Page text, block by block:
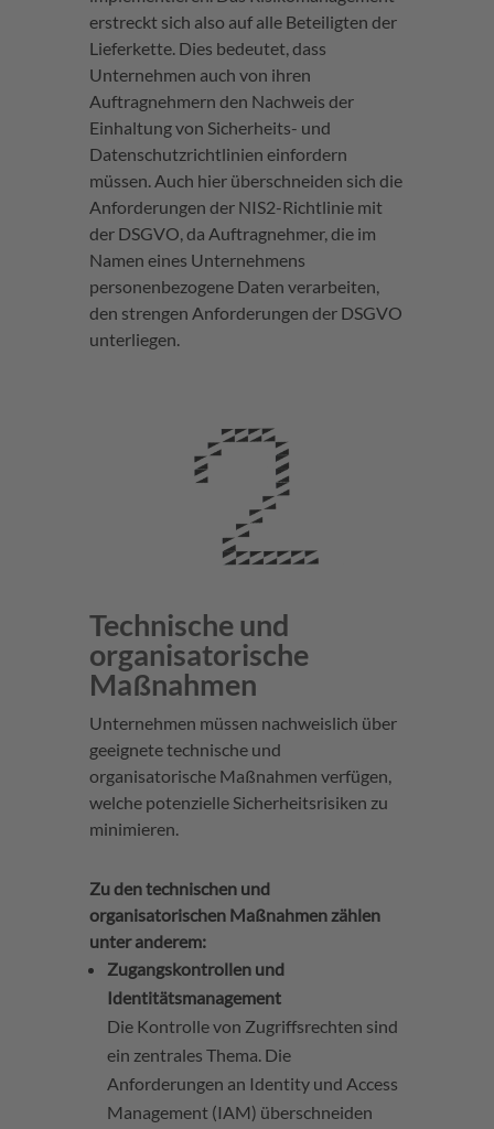
erstreckt sich also auf alle Beteiligten der
Lieferkette. Dies bedeutet, dass
Unternehmen auch von ihren
Auftragnehmern den Nachweis der
Einhaltung von Sicherheits- und
Datenschutzrichtlinien einfordern
müssen. Auch hier überschneiden sich die
Anforderungen der NIS2-Richtlinie mit
der DSGVO, da Auftragnehmer, die im
Namen eines Unternehmens
personenbezogene Daten verarbeiten,
den strengen Anforderungen der DSGVO
unterliegen.
Technische und
organisatorische
Maßnahmen
Unternehmen müssen nachweislich über
geeignete technische und
organisatorische Maßnahmen verfügen,
welche potenzielle Sicherheitsrisiken zu
minimieren.
Zu den technischen und
organisatorischen Maßnahmen zählen
unter anderem:
Zugangskontrollen und
Identitätsmanagement
Die Kontrolle von Zugriffsrechten sind
ein zentrales Thema. Die
Anforderungen an Identity und Access
Management (IAM) überschneiden